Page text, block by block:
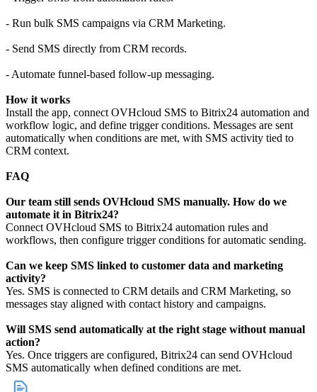
- Run bulk SMS campaigns via CRM Marketing.
- Send SMS directly from CRM records.
- Automate funnel-based follow-up messaging.
How it works
Install the app, connect OVHcloud SMS to Bitrix24 automation and
workflow logic, and define trigger conditions. Messages are sent
automatically when conditions are met, with SMS activity tied to
CRM context.
FAQ
Our team still sends OVHcloud SMS manually. How do we
automate it in Bitrix24?
Connect OVHcloud SMS to Bitrix24 automation rules and
workflows, then configure trigger conditions for automatic sending.
Can we keep SMS linked to customer data and marketing
activity?
Yes. SMS is connected to CRM details and CRM Marketing, so
messages stay aligned with contact history and campaigns.
Will SMS send automatically at the right stage without manual
action?
Yes. Once triggers are configured, Bitrix24 can send OVHcloud
SMS automatically when defined conditions are met.